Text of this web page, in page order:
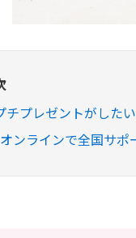
チプレゼントがしたい
ンラインで全国サ